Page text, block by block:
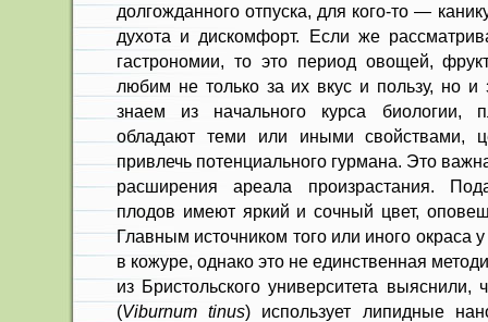
долгожданного отпуска, для кого-то —
духота и дискомфорт. Если же
гастрономии, то это период овощей,
любим не только за их вкус и пользу, но
знаем из начального курса биологии,
обладают теми или иными свойствами,
привлечь потенциального гурмана. Это
расширения ареала произрастания.
плодов имеют яркий и сочный цвет,
Главным источником того или иного окраса
в кожуре, однако это не единственная
из Бристольского университета выяснили,
(Viburnum tinus) использует липидные